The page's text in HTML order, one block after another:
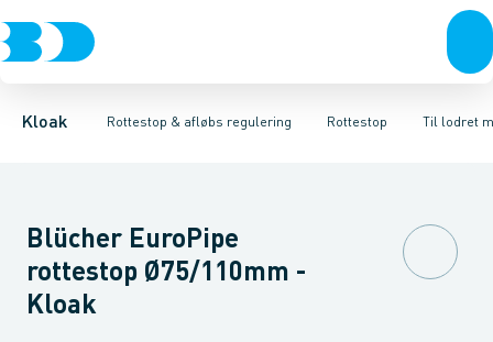
Kloak Rottestop & afløbs regulering
Rør & fittingsBrønde BrøndgodsLinjeafvandingTanke,
Rottestop
Højvands lukkereAfløbs reguleringRottestop Til lodret
Til lodret monteringTil vandret monteringTilbehør til
Blücher EuroPipe
rottestop Ø75/110mm -
Kloak